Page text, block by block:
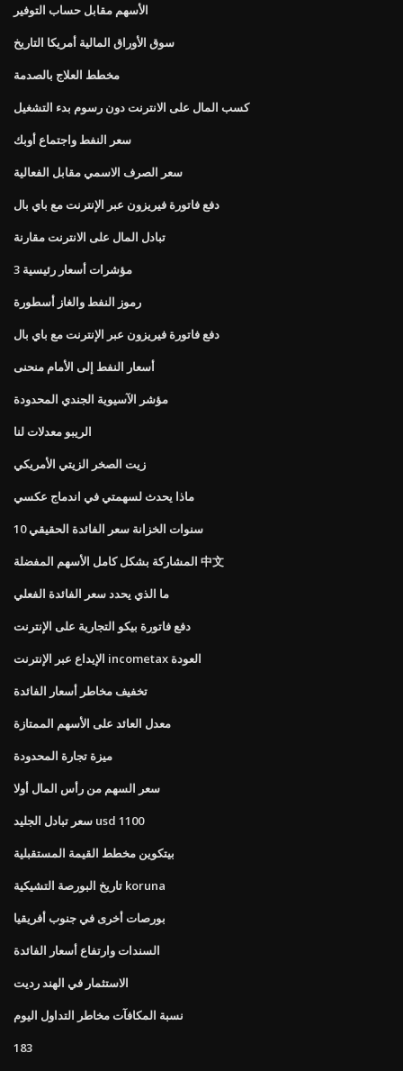
الأسهم مقابل حساب التوفير
سوق الأوراق المالية أمريكا التاريخ
مخطط العلاج بالصدمة
كسب المال على الانترنت دون رسوم بدء التشغيل
سعر النفط واجتماع أوبك
سعر الصرف الاسمي مقابل الفعالية
دفع فاتورة فيريزون عبر الإنترنت مع باي بال
تبادل المال على الانترنت مقارنة
3 مؤشرات أسعار رئيسية
رموز النفط والغاز أسطورة
دفع فاتورة فيريزون عبر الإنترنت مع باي بال
أسعار النفط إلى الأمام منحنى
مؤشر الآسيوية الجندي المحدودة
الريبو معدلات لنا
زيت الصخر الزيتي الأمريكي
ماذا يحدث لسهمتي في اندماج عكسي
10 سنوات الخزانة سعر الفائدة الحقيقي
المشاركة بشكل كامل الأسهم المفضلة 中文
ما الذي يحدد سعر الفائدة الفعلي
دفع فاتورة بيكو التجارية على الإنترنت
الإيداع عبر الإنترنت incometax العودة
تخفيف مخاطر أسعار الفائدة
معدل العائد على الأسهم الممتازة
ميزة تجارة المحدودة
سعر السهم من رأس المال أولا
سعر تبادل الجليد usd 1100
بيتكوين مخطط القيمة المستقبلية
تاريخ البورصة التشيكية koruna
بورصات أخرى في جنوب أفريقيا
السندات وارتفاع أسعار الفائدة
الاستثمار في الهند رديت
نسبة المكافآت مخاطر التداول اليوم
183